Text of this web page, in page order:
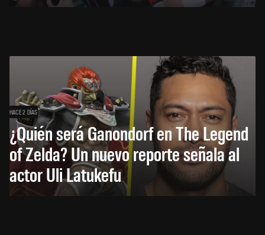
HACE 2 DÍAS
¿Quién será Ganondorf en The Legend
of Zelda? Un nuevo reporte señala al
actor Uli Latukefu